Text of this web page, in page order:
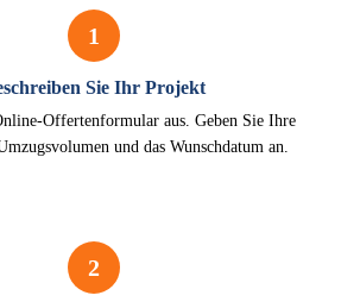
1
Sie Ihr Projekt
Offertenformular aus. Geben Sie Ihre
und das Wunschdatum an.
2